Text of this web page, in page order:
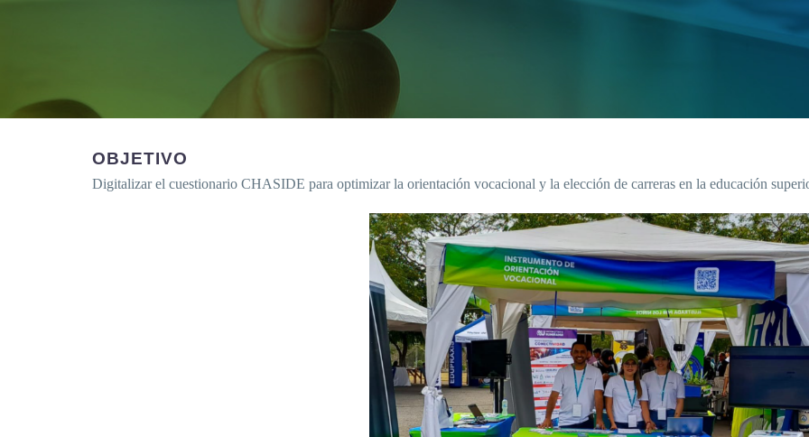
OBJETIVO
Digitalizar el cuestionario CHASIDE para optimizar la orientación vocacional y la elección de carreras en la educación